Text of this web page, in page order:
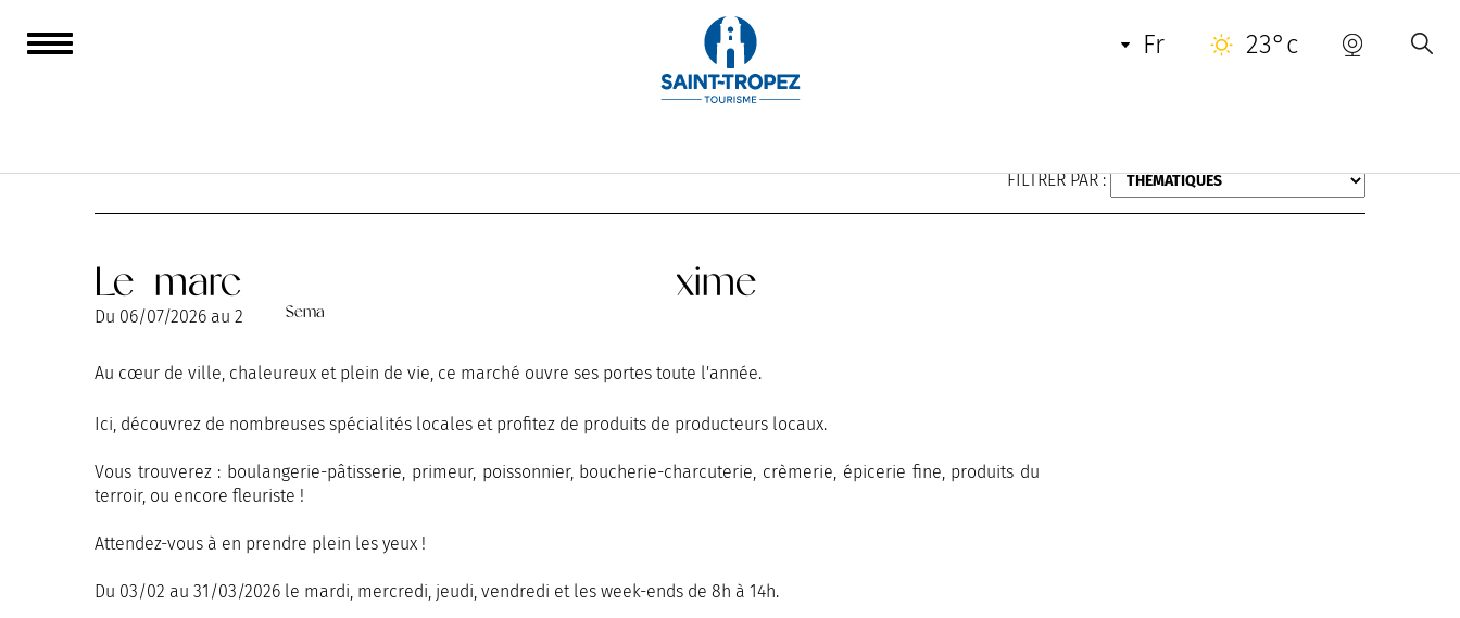
fr 23°c
NOVEMBRE DÉCEMBRE
FILTRER PAR :
Le marché couvert de Sainte-Maxime
Du 06/07/2026 au 22/08/2026
Charrier
Sema
Sema
Au cœur de ville, chaleureux et plein de vie, ce marché ouvre ses portes toute l'année.
Ici, découvrez de nombreuses spécialités locales et profitez de produits de producteurs locaux.
Vous trouverez : boulangerie-pâtisserie, primeur, poissonnier, boucherie-charcuterie, crèmerie, épicerie fine, produits du
terroir, ou encore fleuriste !
Attendez-vous à en prendre plein les yeux !
Du 03/02 au 31/03/2026 le mardi, mercredi, jeudi, vendredi et les week-ends de 8h à 14h.